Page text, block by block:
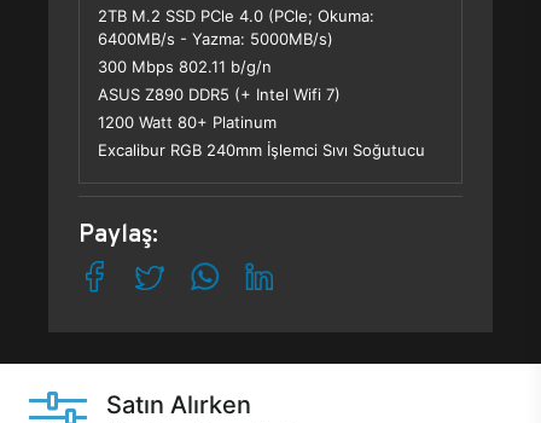
2TB M.2 SSD PCle 4.0 (PCle; Okuma:
6400MB/s - Yazma: 5000MB/s)
300 Mbps 802.11 b/g/n
ASUS Z890 DDR5 (+ Intel Wifi 7)
1200 Watt 80+ Platinum
Excalibur RGB 240mm İşlemci Sıvı Soğutucu
Paylaş:
Satın Alırken